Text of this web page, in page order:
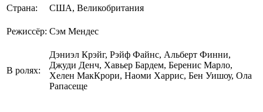
Страна: США, Великобритания
Режиссёр: Сэм Мендес
В ролях:
Дэниэл Крэйг, Рэйф Файнс, Альберт Финни,
Джуди Денч, Хавьер Бардем, Беренис Марло,
Хелен МакКрори, Наоми Харрис, Бен Уишоу, Ола
Рапасеще